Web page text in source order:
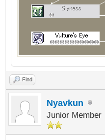
Find
Nyavkun
Junior Member